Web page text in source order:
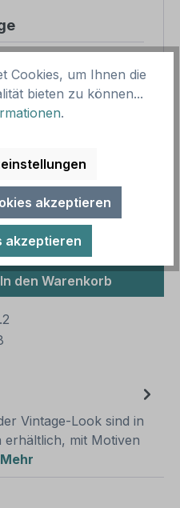
30,46 €
zzgl. Versandkosten
im Warenkorb sind
Endpreise möglich.
den gewünschten
In den Warenkorb
Vintage-Look sind in
mit Motiven
Mehr
Cookies, um Ihnen die
bieten zu können...
.
akzeptieren
akzeptieren